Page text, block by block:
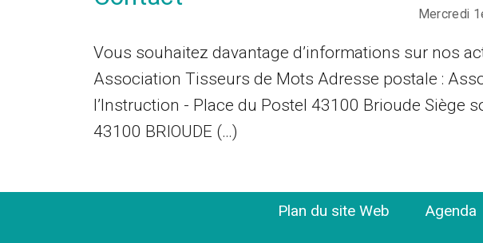
Mercredi
Vous souhaitez davantage d’informations sur nos
Association Tisseurs de Mots Adresse postale :
l’Instruction - Place du Postel 43100 Brioude Siège
43100 BRIOUDE (…)
Plan du site Web Agenda